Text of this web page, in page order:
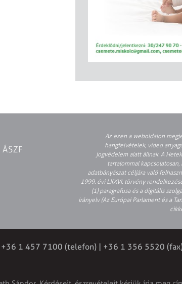
ÁSZF
Az ezen a weboldalon
hangfelvételek, video
jogvédelem alatt állnak. A
tartalommal
adatbányászat céljára való
1999. évi LXXVI. törvény
(1) paragrafusa és a digitális
irányelv (Az Európai Parlament és a
+36 1 457 7100 (telefon) | +36 1 356 5520 (fax)